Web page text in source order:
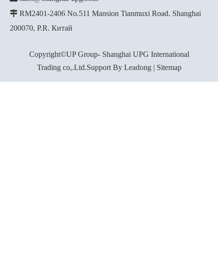
 RM2401-2406 No.511 Mansion Tianmuxi Road. Shanghai
200070, P.R. Китай
Copyright©UP Group- Shanghai UPG International
Trading co,.Ltd.Support By Leadong| Sitemap